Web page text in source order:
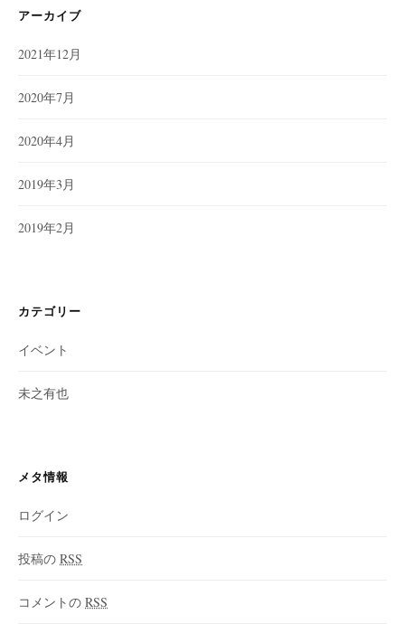
アーカイブ
2021年12月
2020年7月
2020年4月
2019年3月
2019年2月
カテゴリー
イベント
未之有也
メタ情報
ログイン
投稿の RSS
コメントの RSS